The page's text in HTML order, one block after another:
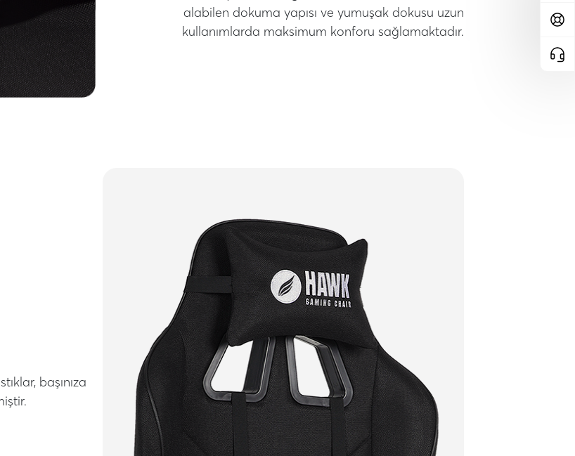
alabilen dokuma yapısı ve yumuşak dokusu uzun
kullanımlarda maksimum konforu sağlamaktadır.
başınıza